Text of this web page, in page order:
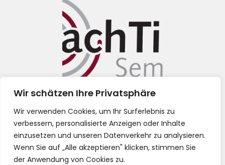
Wir schätzen Ihre Privatsphäre
Wir verwenden Cookies, um Ihr Surferlebnis zu
verbessern, personalisierte Anzeigen oder Inhalte
einzusetzen und unseren Datenverkehr zu analysieren.
Wenn Sie auf „Alle akzeptieren" klicken, stimmen Sie
der Anwendung von Cookies zu.
Impressum
Datenschutz
AGB